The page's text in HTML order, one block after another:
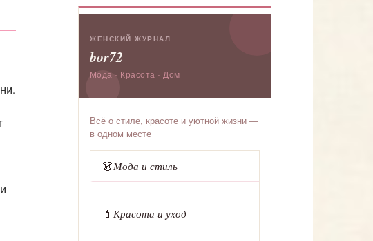
ЖЕНСКИЙ ЖУРНАЛ
bor72
Мода · Красота · Дом
Всё о стиле, красоте и уютной жизни —
в одном месте
👗Мода и стиль
💄 Красота и уход